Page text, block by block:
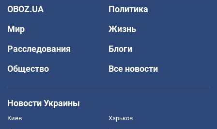
OBOZ.UA
Политика
Мир
Жизнь
Расследования
Блоги
Общество
Все новости
Новости Украины
Киев Харьков